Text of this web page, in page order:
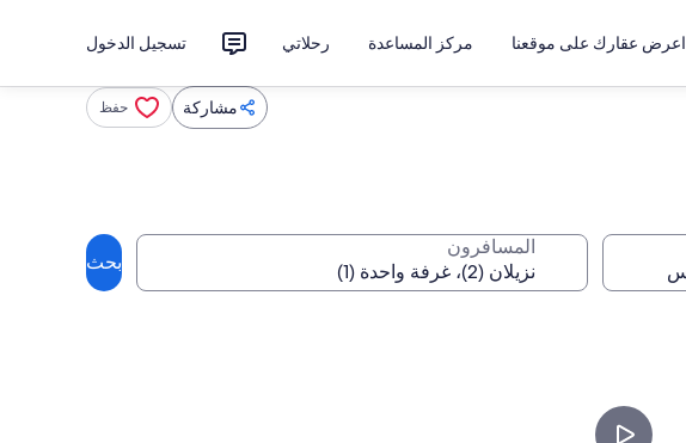
اعرض عقارك على موقعنا مركز المساعدة رحلاتي تسجيل الدخول
مشاركة حفظ
المسافرون
بحث